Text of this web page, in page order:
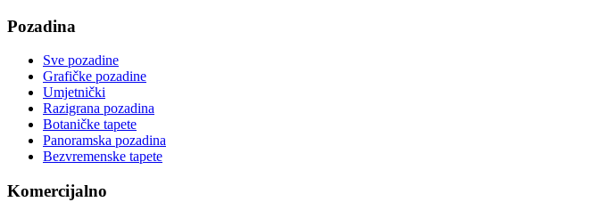
Pozadina
Sve pozadine
Grafičke pozadine
Umjetnički
Razigrana pozadina
Botaničke tapete
Panoramska pozadina
Bezvremenske tapete
Komercijalno